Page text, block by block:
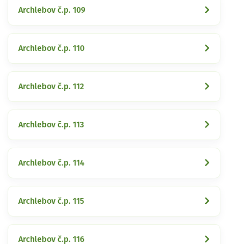
Archlebov č.p. 109
Archlebov č.p. 110
Archlebov č.p. 112
Archlebov č.p. 113
Archlebov č.p. 114
Archlebov č.p. 115
Archlebov č.p. 116